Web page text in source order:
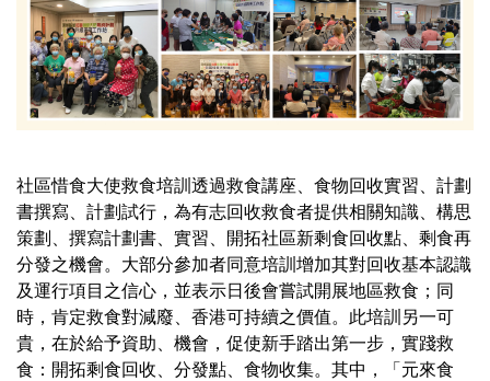
社區惜食大使救食培訓透過救食講座、食物回收實習、計劃
書撰寫、計劃試行，為有志回收救食者提供相關知識、構思
策劃、撰寫計劃書、實習、開拓社區新剩食回收點、剩食再
分發之機會。大部分參加者同意培訓增加其對回收基本認識
及運行項目之信心，並表示日後會嘗試開展地區救食；同
時，肯定救食對減廢、香港可持續之價值。此培訓另一可
貴，在於給予資助、機會，促使新手踏出第一步，實踐救
食：開拓剩食回收、分發點、食物收集。其中，「元來食